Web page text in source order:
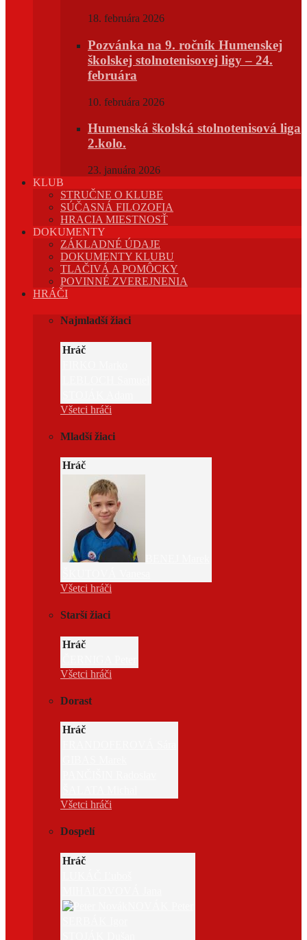
18. februára 2026
Pozvánka na 9. ročník Humenskej
školskej stolnotenisovej ligy – 24.
februára
10. februára 2026
Humenská školská stolnotenisová liga
2.kolo.
23. januára 2026
KLUB
STRUČNE O KLUBE
SÚČASNÁ FILOZOFIA
HRACIA MIESTNOSŤ
DOKUMENTY
ZÁKLADNÉ ÚDAJE
DOKUMENTY KLUBU
TLAČIVÁ A POMÔCKY
POVINNÉ ZVEREJNENIA
HRÁČI
Najmladší žiaci
Hráč
Všetci hráči
Mladší žiaci
Hráč
Všetci hráči
Starší žiaci
Hráč
Všetci hráči
Dorast
Hráč
Všetci hráči
Dospelí
Hráč